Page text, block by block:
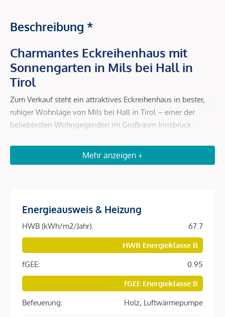
Beschreibung *
Charmantes Eckreihenhaus mit
Sonnengarten in Mils bei Hall in
Tirol
Zum Verkauf steht ein attraktives Eckreihenhaus in bester,
ruhiger Wohnlage von Mils bei Hall in Tirol – einer der
beliebtesten Wohngegenden im Großraum Innsbruck.
Mils überzeugt mit einem lebendigen und geborgenen
Dorfleben, einer herzlichen Nachbarschaft und einem
wohlfühlen. Ein Ort, an dem Lebensqualität, Zusammenhalt
und Lebensfreude spürbar gelebt werden.
Hall in Tirol sowie Innsbruck sind in wenigen Minuten
erreichbar. Sämtliche Einrichtungen des täglichen Bedarfs
befinden sich in unmittelbarer Nähe. Schulen, Kindergarten
und Kinderkrippe (bereits ab zwei Jahren) gewährleisten
eine ausgezeichnete Betreuung und machen den Ort
besonders familienfreundlich. Einkaufsmöglichkeiten, eine
Mehr anzeigen +
Energieausweis & Heizung
HWB (kWh/m2/Jahr):
67.7
HWB Energieklasse B
fGEE:
0.95
fGEE Energieklasse B
Befeuerung:
Holz, Luftwärmepumpe